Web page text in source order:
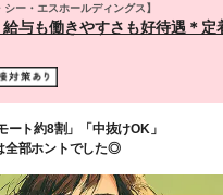
ー・エスホールディングス】
与も働きやすさも好待遇＊定
ート約8割」「中抜けOK」
全部ホントでした◎